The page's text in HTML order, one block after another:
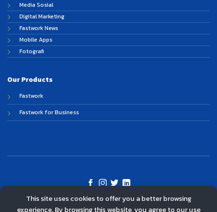
Media Sosial
Digital Marketing
Fastwork News
Mobile Apps
Fotografi
Our Products
Fastwork
Fastwork for Business
©
This site uses cookies to offer you a better browsing
experience. By browsing this website, you agree to our use